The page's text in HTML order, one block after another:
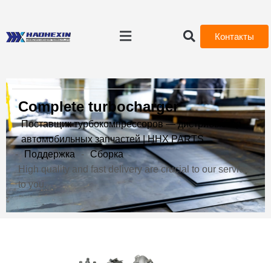
Контакты
Complete turbocharger
Поставщик турбокомпрессоров — дистрибьютор
автомобильных запчастей | HHX PARTS
-
Поддержка - Сборка
High quality and fast delivery are crucial to our service
to you.